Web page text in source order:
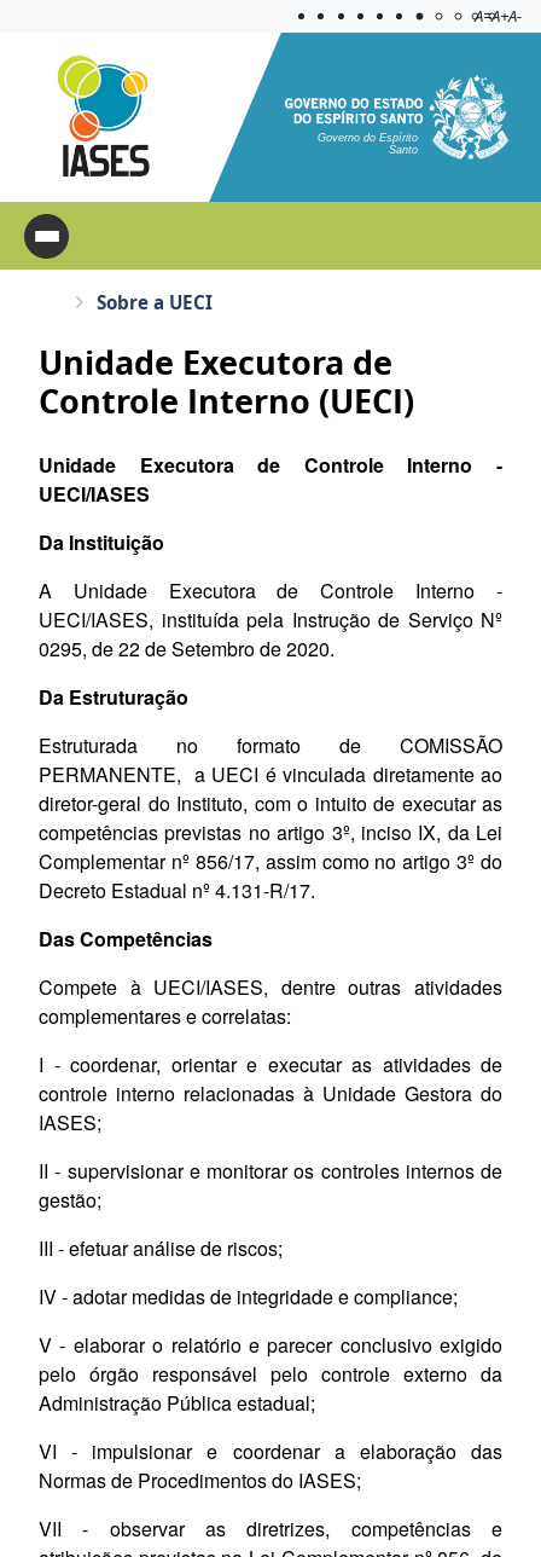
Aplicar
A=A+A-
Governo do Espírito
Santo
Sobre a UECI
Unidade Executora de
Controle Interno (UECI)
Unidade Executora de Controle Interno -
UECI/IASES
Da Instituição
A Unidade Executora de Controle Interno -
UECI/IASES, instituída pela Instrução de Serviço Nº
0295, de 22 de Setembro de 2020.
Da Estruturação
Estruturada no formato de COMISSÃO
PERMANENTE, a UECI é vinculada diretamente ao
diretor-geral do Instituto, com o intuito de executar as
competências previstas no artigo 3º, inciso IX, da Lei
Complementar nº 856/17, assim como no artigo 3º do
Decreto Estadual nº 4.131-R/17.
Das Competências
Compete à UECI/IASES, dentre outras atividades
complementares e correlatas:
I - coordenar, orientar e executar as atividades de
controle interno relacionadas à Unidade Gestora do
IASES;
II - supervisionar e monitorar os controles internos de
gestão;
III - efetuar análise de riscos;
IV - adotar medidas de integridade e compliance;
V - elaborar o relatório e parecer conclusivo exigido
pelo órgão responsável pelo controle externo da
Administração Pública estadual;
VI - impulsionar e coordenar a elaboração das
Normas de Procedimentos do IASES;
VII - observar as diretrizes, competências e